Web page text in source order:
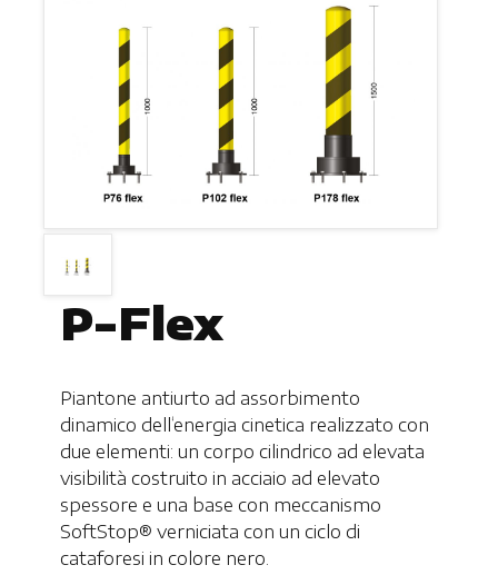
P-Flex
Piantone antiurto ad assorbimento
dinamico dell‘energia cinetica realizzato con
due elementi: un corpo cilindrico ad elevata
visibilità costruito in acciaio ad elevato
spessore e una base con meccanismo
SoftStop® verniciata con un ciclo di
cataforesi in colore nero.